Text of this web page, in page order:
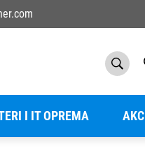
I IT OPREMA